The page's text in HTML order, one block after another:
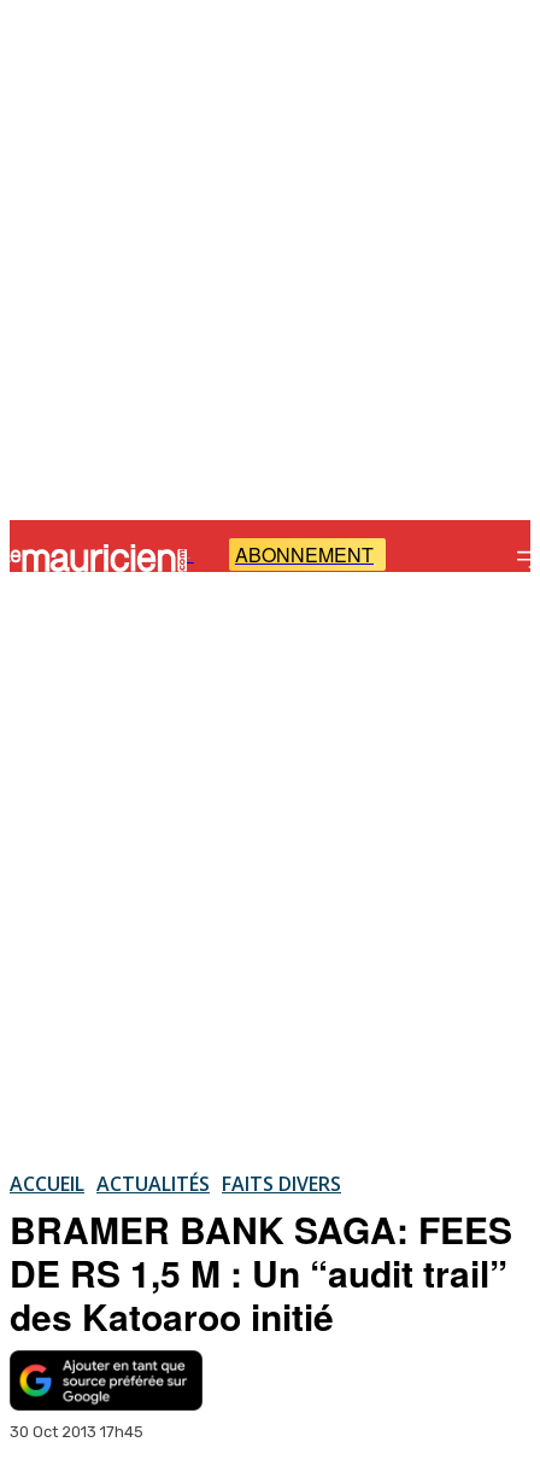
- ABONNEMENT
ACCUEIL ACTUALITÉS FAITS DIVERS
BRAMER BANK SAGA: FEES
DE RS 1,5 M : Un “audit trail”
des Katoaroo initié
30 Oct 2013 17h45